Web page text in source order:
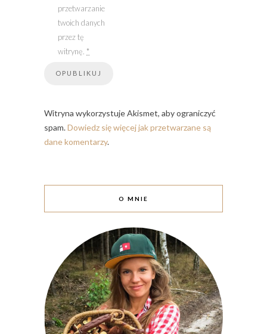
przetwarzanie
twoich danych
przez tę
witrynę. *
Witryna wykorzystuje Akismet, aby ograniczyć
spam.Dowiedz się więcej jak przetwarzane są
dane komentarzy.
O MNIE